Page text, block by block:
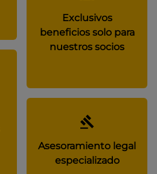
Exclusivos
beneficios solo para
nuestros socios
Asesoramiento legal
especializado